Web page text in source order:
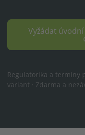
Vyžádat
Regulatorika a termíny
variant · Zdarma a